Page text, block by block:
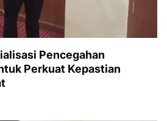
Pencegahan
Perkuat Kepastian